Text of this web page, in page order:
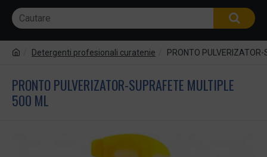
Detergenti profesionali curatenie PRONTO
PRONTO PULVERIZATOR-SUPRAFETE MULTIPLE
500 ML